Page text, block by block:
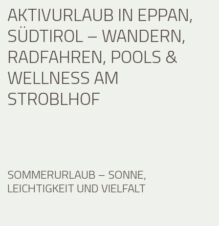
AKTIVURLAUB IN EPPAN,
SÜDTIROL – WANDERN,
RADFAHREN, POOLS &
WELLNESS AM
STROBLHOF
SOMMERURLAUB – SONNE,
LEICHTIGKEIT UND VIELFALT